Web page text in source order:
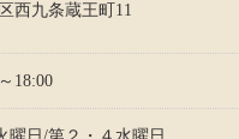
西九条蔵王町11
18:00